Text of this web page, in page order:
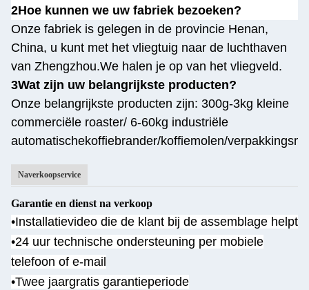
2Hoe kunnen we uw fabriek bezoeken?
Onze fabriek is gelegen in de provincie Henan,
China, u kunt met het vliegtuig naar de luchthaven
van Zhengzhou.We halen je op van het vliegveld.
3Wat zijn uw belangrijkste producten?
Onze belangrijkste producten zijn: 300g-3kg kleine
commerciële roaster/ 6-60kg industriële
automatischekoffiebrander/koffiemolen/
Naverkoopservice
Garantie en dienst na verkoop
•Installatievideo die de klant bij de assemblage helpt
•24 uur technische ondersteuning per mobiele
telefoon of e-mail
•Twee jaargratis garantieperiode